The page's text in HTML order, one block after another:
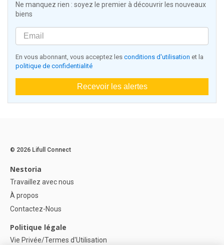
Ne manquez rien : soyez le premier à découvrir les nouveaux
biens
En vous abonnant, vous acceptez les conditions d'utilisation et la
politique de confidentialité
Recevoir les alertes
© 2026 Lifull Connect
Nestoria
Travaillez avec nous
À propos
Contactez-Nous
Politique légale
Vie Privée/Termes d'Utilisation